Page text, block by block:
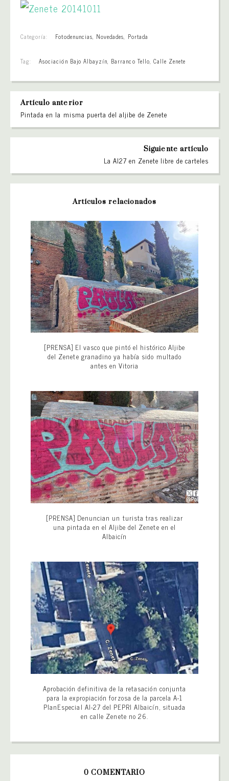
Categoría: Fotodenuncias, Novedades, Portada
Tag: Asociación Bajo Albayzín, Barranco Tello, Calle Zenete
Artículo anterior
Pintada en la misma puerta del aljibe de Zenete
Siguiente artículo
La AI27 en Zenete libre de carteles
Artículos relacionados
[PRENSA] El vasco que pintó el histórico Aljibe
del Zenete granadino ya había sido multado
antes en Vitoria
[PRENSA] Denuncian un turista tras realizar
una pintada en el Aljibe del Zenete en el
Albaicín
Aprobación definitiva de la retasación conjunta
para la expropiación forzosa de la parcela A-1
PlanEspecial AI-27 del PEPRI Albaicín, situada
en calle Zenete no 26.
0 COMENTARIO